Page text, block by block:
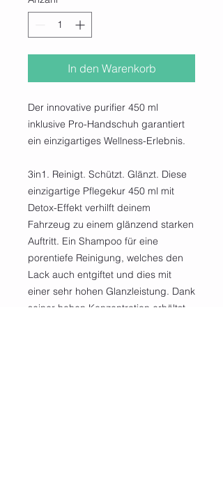
In den Warenkorb
Der innovative purifier 450 ml
inklusive Pro-Handschuh garantiert
ein einzigartiges Wellness-Erlebnis.
3in1. Reinigt. Schützt. Glänzt. Diese
einzigartige Pflegekur 450 ml mit
Detox-Effekt verhilft deinem
Fahrzeug zu einem glänzend starken
Auftritt. Ein Shampoo für eine
porentiefe Reinigung, welches den
Lack auch entgiftet und dies mit
einer sehr hohen Glanzleistung. Dank
seiner hohen Konzentration erhältst